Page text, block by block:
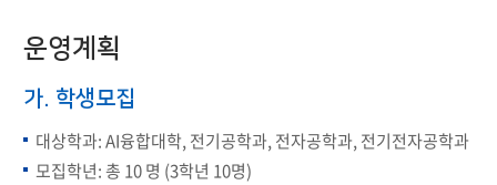
운영계획
가. 학생모집
대상학과: AI융합대학, 전기공학과, 전자공학과, 전기전자공학과
모집학년: 총 10 명 (3학년 10명)